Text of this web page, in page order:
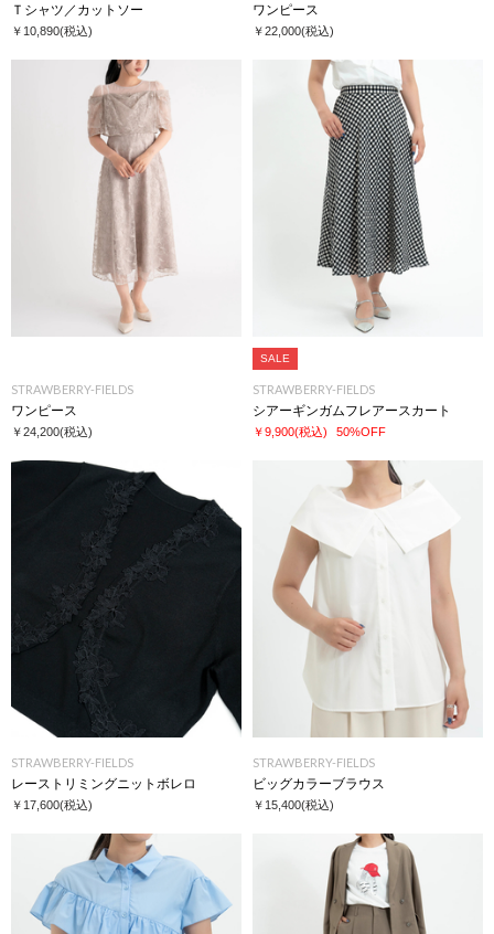
Ｔシャツ／カットソー
￥10,890(税込)
ワンピース
￥22,000(税込)
STRAWBERRY-FIELDS
ワンピース
￥24,200(税込)
SALE
STRAWBERRY-FIELDS
シアーギンガムフレアースカート
￥9,900(税込) 50%OFF
STRAWBERRY-FIELDS
レーストリミングニットボレロ
￥17,600(税込)
STRAWBERRY-FIELDS
ビッグカラーブラウス
￥15,400(税込)